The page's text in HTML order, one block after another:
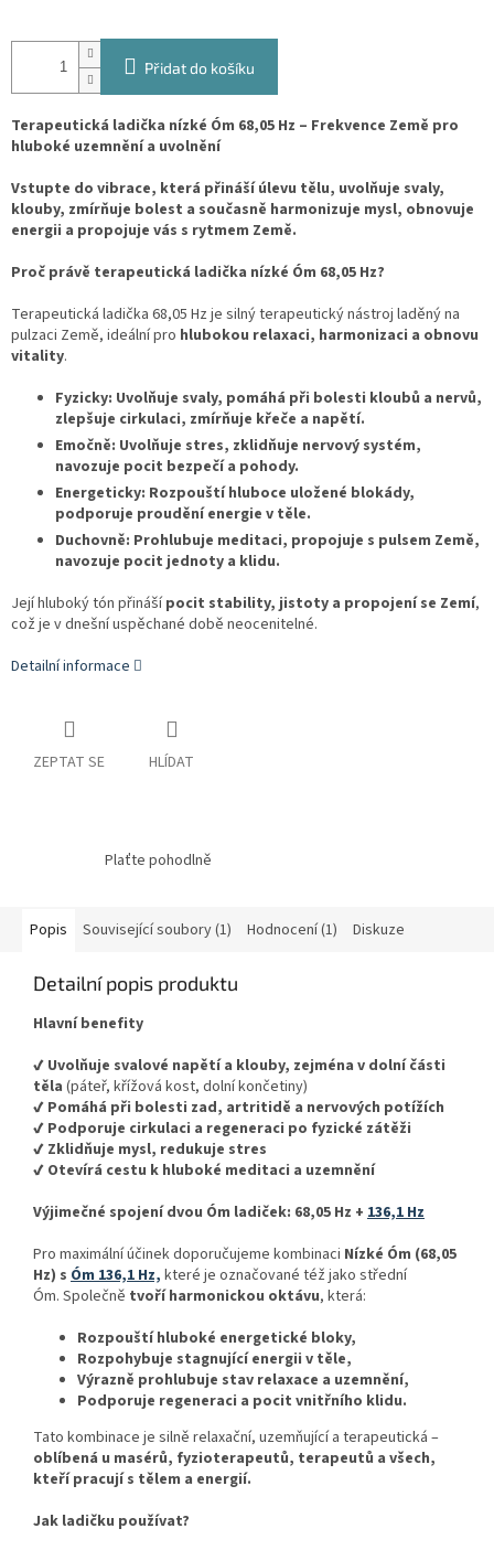
cena:
Přidat do košíku
Terapeutická ladička nízké Óm 68,05 Hz – Frekvence Země pro
hluboké uzemnění a uvolnění
Vstupte do vibrace, která přináší úlevu tělu, uvolňuje svaly,
klouby, zmírňuje bolest a současně harmonizuje mysl, obnovuje
energii a propojuje vás s rytmem Země.
Proč právě terapeutická ladička nízké Óm 68,05 Hz?
Terapeutická ladička 68,05 Hz je silný terapeutický nástroj laděný na
pulzaci Země, ideální pro hlubokou relaxaci, harmonizaci a obnovu
vitality.
Fyzicky: Uvolňuje svaly, pomáhá při bolesti kloubů a nervů,
zlepšuje cirkulaci, zmírňuje křeče a napětí.
Emočně: Uvolňuje stres, zklidňuje nervový systém,
navozuje pocit bezpečí a pohody.
Energeticky: Rozpouští hluboce uložené blokády,
podporuje proudění energie v těle.
Duchovně: Prohlubuje meditaci, propojuje s pulsem Země,
navozuje pocit jednoty a klidu.
Její hluboký tón přinášípocit stability, jistoty a propojení se Zemí,
což je v dnešní uspěchané době neocenitelné.
Detailní informace
ZEPTAT SE HLÍDAT
Plaťte pohodlně
Popis Související soubory (1) Hodnocení (1) Diskuze
Detailní popis produktu
Hlavní benefity
✔ Uvolňuje svalové napětí a klouby, zejména v dolní části
těla (páteř, křížová kost, dolní končetiny)
✔ Pomáhá při bolesti zad, artritidě a nervových potížích
✔ Podporuje cirkulaci a regeneraci po fyzické zátěži
✔ Zklidňuje mysl, redukuje stres
✔ Otevírá cestu k hluboké meditaci a uzemnění
Výjimečné spojení dvou Óm ladiček: 68,05 Hz + 136,1 Hz
Pro maximální účinek doporučujeme kombinaci Nízké Óm (68,05
Hz) s Óm 136,1 Hz, které je označované též jako střední
Óm. Společně tvoří harmonickou oktávu, která:
Rozpouští hluboké energetické bloky,
Rozpohybuje stagnující energii v těle,
Výrazně prohlubuje stav relaxace a uzemnění,
Podporuje regeneraci a pocit vnitřního klidu.
Tato kombinace je silně relaxační, uzemňující a terapeutická –
oblíbená u masérů, fyzioterapeutů, terapeutů a všech,
kteří pracují s tělem a energií.
Jak ladičku používat?